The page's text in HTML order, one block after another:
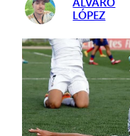
LÓPEZ